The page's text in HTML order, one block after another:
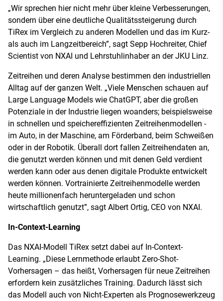
„Wir sprechen hier nicht mehr über kleine Verbesserungen,
sondern über eine deutliche Qualitätssteigerung durch
TiRex im Vergleich zu anderen Modellen und das im Kurz-
als auch im Langzeitbereich”, sagt Sepp Hochreiter, Chief
Scientist von NXAI und Lehrstuhlinhaber an der JKU Linz.
Zeitreihen und deren Analyse bestimmen den industriellen
Alltag auf der ganzen Welt. „Viele Menschen schauen auf
Large Language Models wie ChatGPT, aber die großen
Potenziale in der Industrie liegen woanders; beispielsweise
in schnellen und speichereffizienten Zeitreihenmodellen -
im Auto, in der Maschine, am Förderband, beim Schweißen
oder in der Robotik. Überall dort fallen Zeitreihendaten an,
die genutzt werden können und mit denen Geld verdient
werden kann oder aus denen digitale Produkte entwickelt
werden können. Vortrainierte Zeitreihenmodelle werden
heute millionenfach heruntergeladen und schon
wirtschaftlich genutzt”, sagt Albert Ortig, CEO von NXAI.
In-Context-Learning
Das NXAI-Modell TiRex setzt dabei auf In-Context-
Learning. „Diese Lernmethode erlaubt Zero-Shot-
Vorhersagen – das heißt, Vorhersagen für neue Zeitreihen
erfordern kein zusätzliches Training. Dadurch lässt sich
das Modell auch von Nicht-Experten als Prognosewerkzeug